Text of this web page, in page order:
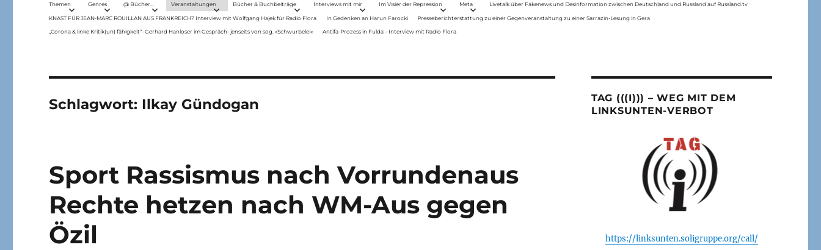
Themen Genres @ Bücher… Veranstaltungen Bücher & Buchbeiträge Interviews mit mir Im Visier der Repression Meta Livetalk über Fakenews und Desinformation zwischen Deutschland und Russland auf Russland.tv
KNAST FÜR JEAN-MARC ROUILLAN AUS FRANKREICH? Interview mit Wolfgang Hajek für Radio Flora In Gedenken an Harun Farocki Presseberichterstattung zu einer Gegenveranstaltung zu einer Sarrazin-Lesung in Gera
„Corona & linke Kritik(un) fähigkeit“- Gerhard Hanloser im Gespräch- jenseits von sog. »Schwurbelei« Antifa-Prozess in Fulda – Interview mit Radio Flora
Schlagwort: Ilkay Gündogan
Sport Rassismus nach Vorrundenaus
Rechte hetzen nach WM-Aus gegen
Özil
TAG (((I))) – WEG MIT DEM
LINKSUNTEN-VERBOT
https://linksunten.soligruppe.org/call/